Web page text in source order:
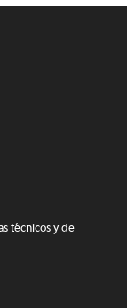
técnicos y de